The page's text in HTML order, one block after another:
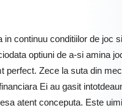
in continuu conditiilor de joc si
optiuni de a-si amina
perfect. Zece la suta din
Ei au gasit
atent conceputa. Este